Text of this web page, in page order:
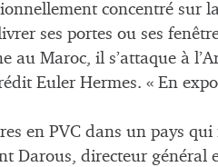
concentré sur
ses portes ou ses
au Maroc, il s’attaque à
Euler Hermes. « En
en PVC dans un pays qui
Darous, directeur général